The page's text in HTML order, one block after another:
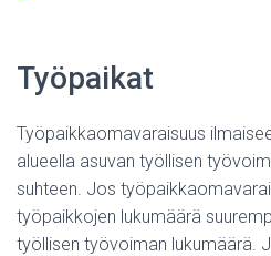
Työpaikat
Työpaikkaomavaraisuus
alueella asuvan työllisen
suhteen. Jos
työpaikkojen lukumäärä
työllisen työvoiman lukumäärä.